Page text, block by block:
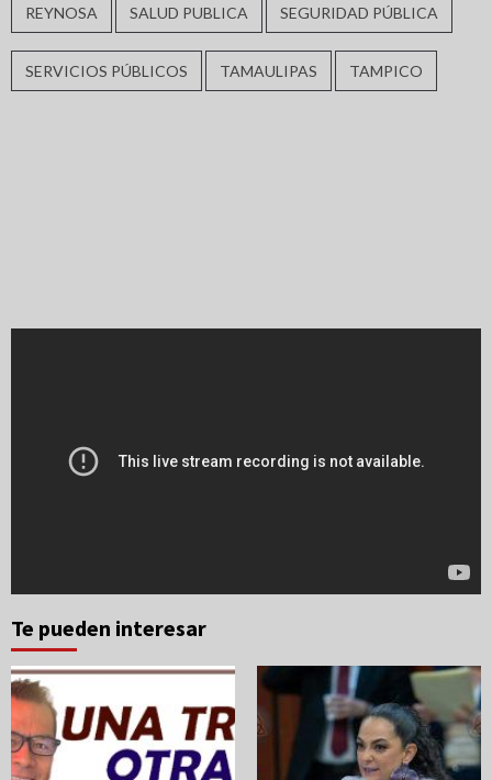
REYNOSA SALUD PUBLICA SEGURIDAD PÚBLICA
SERVICIOS PÚBLICOS TAMAULIPAS TAMPICO
Te pueden interesar